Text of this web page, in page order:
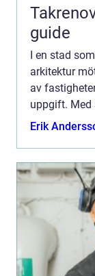
guide
I en stad
arkitektur
av
uppgift. Med
visat sig vara
Erik